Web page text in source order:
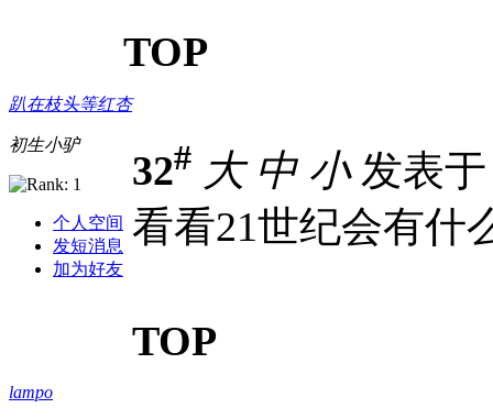
TOP
趴在枝头等红杏
初生小驴
个人空间
发短消息
加为好友
32# 大 中 小发表于
看看21世纪会有什
TOP
lampo